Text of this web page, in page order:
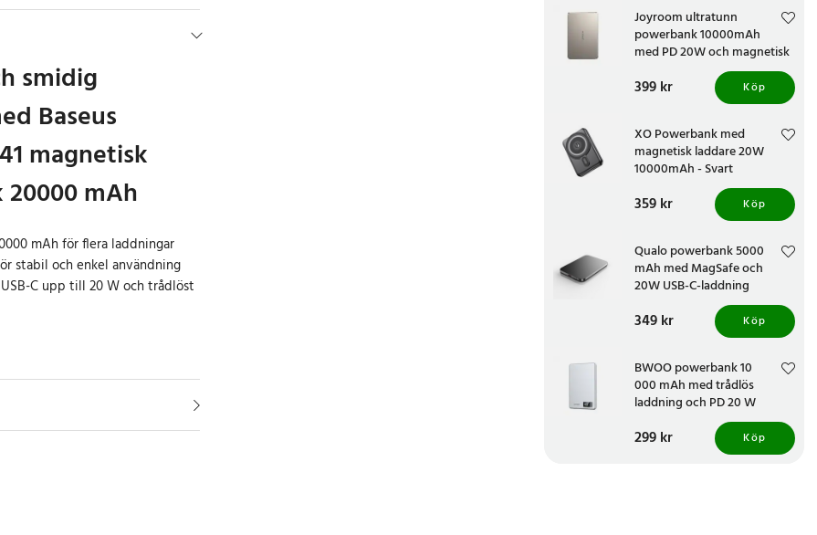
smidig
Baseus
magnetisk
mAh
mAh för flera laddningar
stabil och enkel användning
C upp till 20 W och trådlöst
powerbank 20000
pålitlig energikälla för både
eller andra enheter
extra trygghet när du är på
Det gör att du kan använda
Joyroom ultratunn
powerbank 10000mAh
med PD 20W och magnetisk
laddning - Titanium
Pris:399 kr
399 kr Köp
XO Powerbank med
magnetisk laddare 20W
10000mAh - Svart
Pris:359 kr
359 kr Köp
Qualo powerbank 5000
mAh med MagSafe och
20W USB-C-laddning
Pris:349 kr
349 kr Köp
BWOO powerbank 10
000 mAh med trådlös
laddning och PD 20 W
Pris:299 kr
299 kr Köp